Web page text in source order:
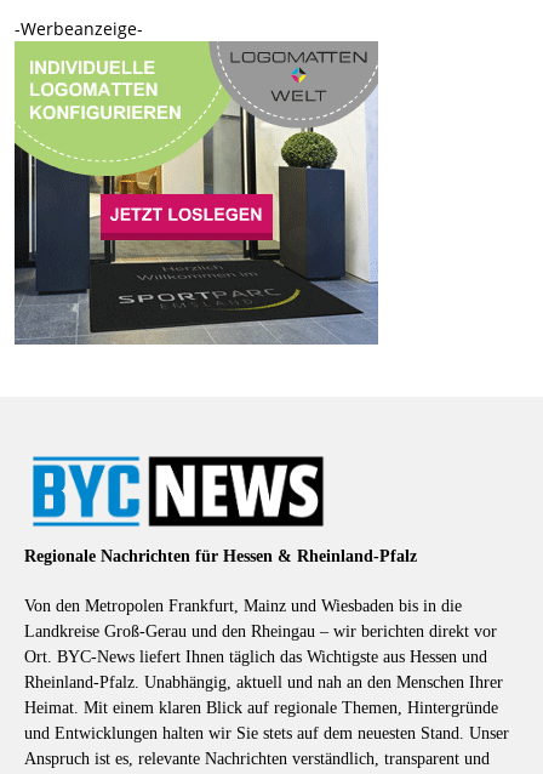
-Werbeanzeige-
Regionale Nachrichten für Hessen & Rheinland-Pfalz
Von den Metropolen Frankfurt, Mainz und Wiesbaden bis in die
Landkreise Groß-Gerau und den Rheingau – wir berichten direkt vor
Ort. BYC-News liefert Ihnen täglich das Wichtigste aus Hessen und
Rheinland-Pfalz. Unabhängig, aktuell und nah an den Menschen Ihrer
Heimat. Mit einem klaren Blick auf regionale Themen, Hintergründe
und Entwicklungen halten wir Sie stets auf dem neuesten Stand. Unser
Anspruch ist es, relevante Nachrichten verständlich, transparent und